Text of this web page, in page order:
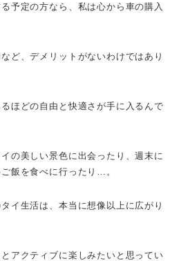
予定の方なら、私は心から車の購入
ど、デメリットがないわけではあり
ほどの自由と快適さが手に入るんで
の美しい景色に出会ったり、週末に
飯を食べに行ったり…。
イ生活は、本当に想像以上に広がり
アクティブに楽しみたいと思ってい